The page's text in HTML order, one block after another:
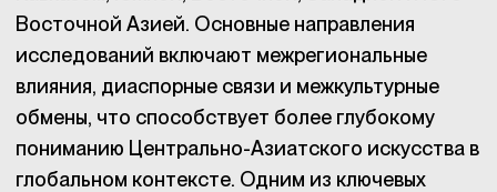
Восточной Азией. Основные направления
исследований включают межрегиональные
влияния, диаспорные связи и межкультурные
обмены, что способствует более глубокому
пониманию Центрально-Азиатского искусства в
глобальном контексте. Одним из ключевых